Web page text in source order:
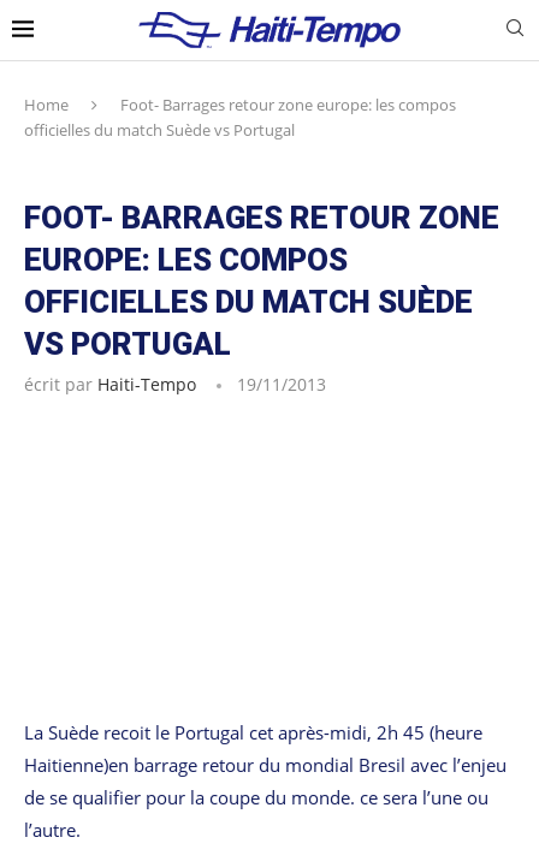
Home
Foot- Barrages retour zone europe: les compos
officielles du match Suède vs Portugal
FOOT- BARRAGES RETOUR ZONE
EUROPE: LES COMPOS
OFFICIELLES DU MATCH SUÈDE
VS PORTUGAL
écrit par Haiti-Tempo 19/11/2013
La Suède recoit le Portugal cet après-midi, 2h 45 (heure
Haitienne)en barrage retour du mondial Bresil avec l’enjeu
de se qualifier pour la coupe du monde. ce sera l’une ou
l’autre.